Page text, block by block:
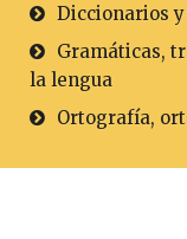
Diccionarios
Gramáticas,
la lengua
Ortografía,